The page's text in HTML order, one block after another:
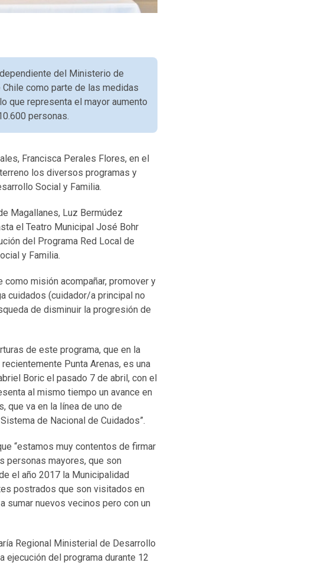
del Ministerio de
como parte de las medidas
que representa el mayor aumento
personas.
Francisca Perales Flores, en el
los diversos programas y
Social y Familia.
Magallanes, Luz Bermúdez
el Teatro Municipal José Bohr
del Programa Red Local de
y Familia.
misión acompañar, promover y
cuidados (cuidador/a principal no
de disminuir la progresión de
de este programa, que en la
Punta Arenas, es una
Boric el pasado 7 de abril, con el
al mismo tiempo un avance en
que va en la línea de uno de
de Nacional de Cuidados”.
“estamos muy contentos de firmar
personas mayores, que son
el año 2017 la Municipalidad
postrados que son visitados en
sumar nuevos vecinos pero con un
Regional Ministerial de Desarrollo
ejecución del programa durante 12